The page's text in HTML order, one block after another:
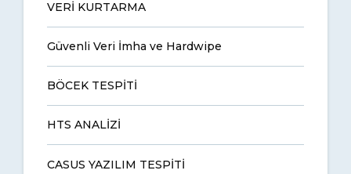
VERİ KURTARMA
Güvenli Veri İmha ve Hardwipe
BÖCEK TESPİTİ
HTS ANALİZİ
CASUS YAZILIM TESPİTİ